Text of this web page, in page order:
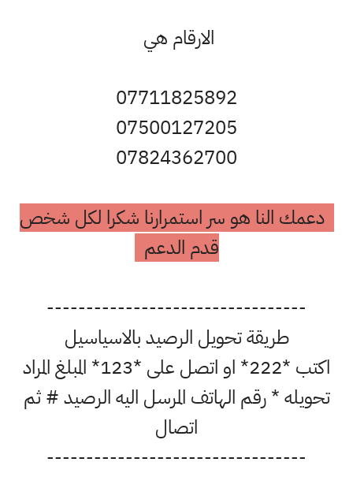
الارقام هي
07711825892
07500127205
07824362700
دعمك النا هو سر استمرارنا شكرا لكل شخص
قدم الدعم
---------------------------------
طريقة تحويل الرصيد بالاسياسيل
اكتب *222* او اتصل على *123* المبلغ المراد
تحويله * رقم الهاتف المرسل اليه الرصيد # ثم
اتصال
---------------------------------